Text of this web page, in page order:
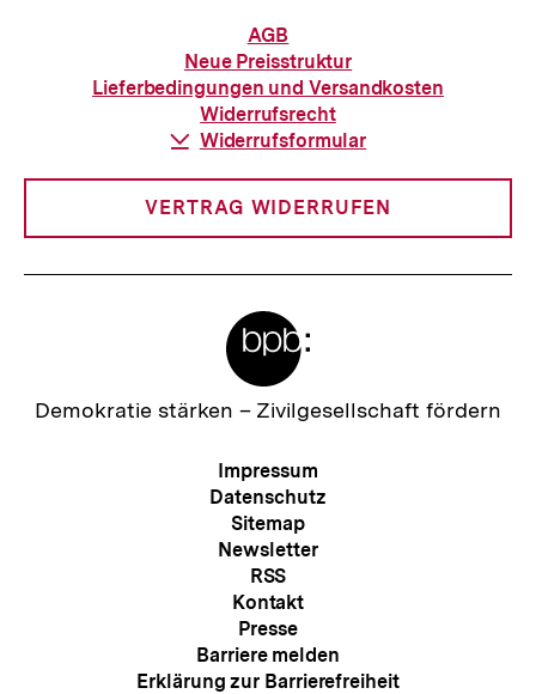
Informationen
zur
Bestellung
AGB
Neue Preisstruktur
Lieferbedingungen und Versandkosten
Widerrufsrecht
Download-
Widerrufsformular
VERTRAG WIDERRUFEN
Zur
Demokratie stärken – Zivilgesellschaft fördern
Meta-
Navigation
Impressum
Datenschutz
Sitemap
Newsletter
RSS
Kontakt
Presse
Barriere melden
Erklärung zur Barrierefreiheit